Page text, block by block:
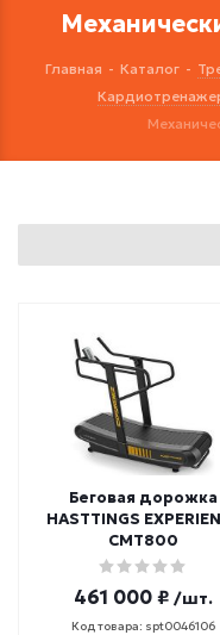
Главная - Каталог -
Беговая дорожка
HASTTINGS
CMT800
461 000 ₽ /шт.
Код товара: spt0046106